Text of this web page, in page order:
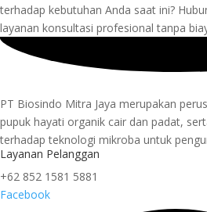
terhadap kebutuhan Anda saat ini?
layanan konsultasi profesional tanpa
PT Biosindo Mitra Jaya merupakan
pupuk hayati organik cair dan padat,
terhadap teknologi mikroba untuk
Layanan Pelanggan
+62 852 1581 5881
Facebook